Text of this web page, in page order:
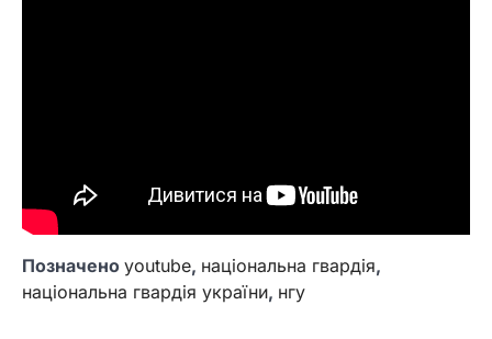
Позначено youtube, національна гвардія,
національна гвардія україни, нгу